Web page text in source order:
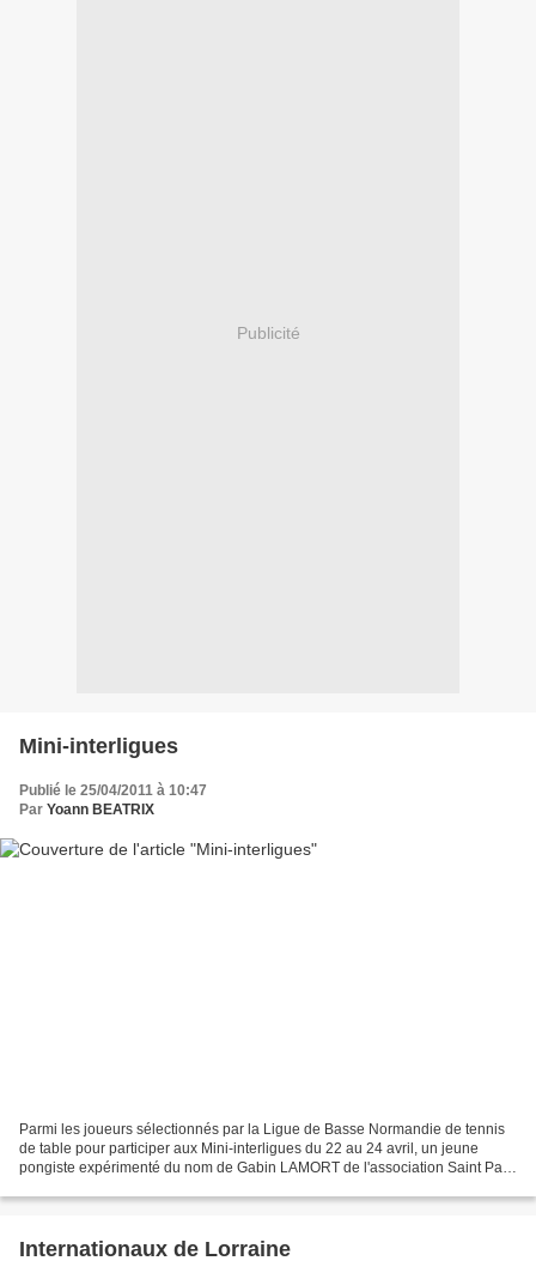
Publicité
Mini-interligues
Publié le 25/04/2011 à 10:47
Par Yoann BEATRIX
Parmi les joueurs sélectionnés par la Ligue de Basse Normandie de tennis
de table pour participer aux Mini-interligues du 22 au 24 avril, un jeune
pongiste expérimenté du nom de Gabin LAMORT de l'association Saint Pair
Internationaux de Lorraine